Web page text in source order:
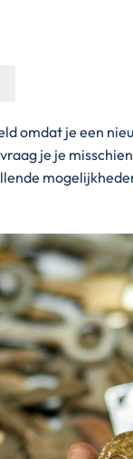
omdat je een
je je